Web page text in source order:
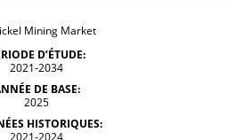
D’ÉTUDE:
2021-2034
DE BASE:
2025
HISTORIQUES:
2021-2024